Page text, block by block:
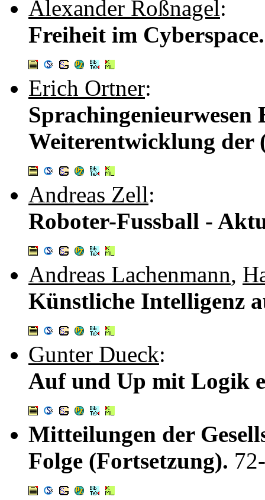
Alexander Roßnagel:
Freiheit im
Erich Ortner:
Weiterentwicklung
Andreas Zell:
Roboter-Fussball -
Andreas Lachenmann,
Künstliche Intelligenz
Gunter Dueck:
Auf und Up mit Logik
Mitteilungen der
Folge (Fortsetzung).